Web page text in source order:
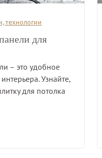
технологии
для
– это удобное
Узнайте,
для потолка